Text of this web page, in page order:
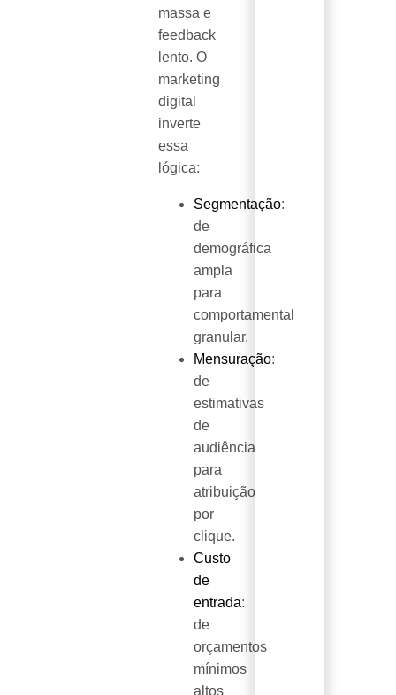
massa e
feedback
lento. O
marketing
digital
inverte
essa
lógica:
Segmentação:
de
demográfica
ampla
para
comportamental
granular.
Mensuração:
de
estimativas
de
audiência
para
atribuição
por
clique.
Custo
de
entrada:
de
orçamentos
mínimos
altos